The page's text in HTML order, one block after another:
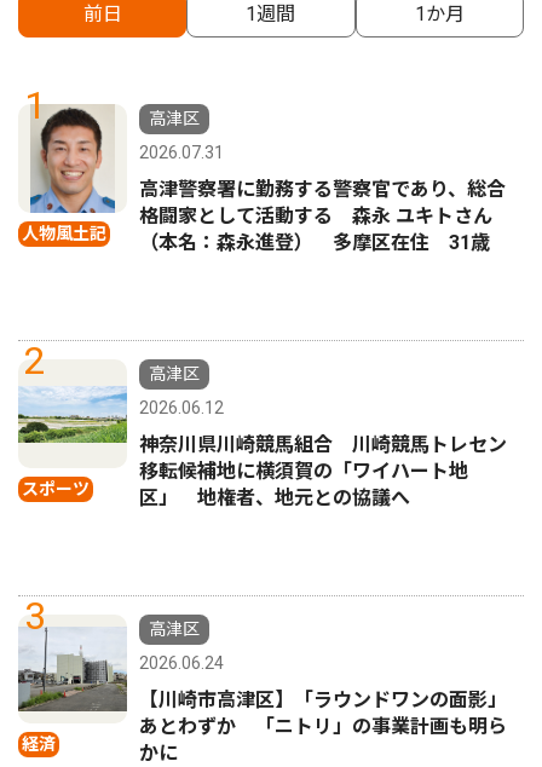
前日 1週間 1か月
1
人物風土記
高津区
2026.07.31
高津警察署に勤務する警察官であり、総合
格闘家として活動する 森永 ユキトさん
（本名：森永進登） 多摩区在住 31歳
2
スポーツ
高津区
2026.06.12
神奈川県川崎競馬組合 川崎競馬トレセン
移転候補地に横須賀の「ワイハート地
区」 地権者、地元との協議へ
3
経済
高津区
2026.06.24
【川崎市高津区】「ラウンドワンの面影」
あとわずか 「ニトリ」の事業計画も明ら
かに